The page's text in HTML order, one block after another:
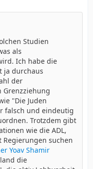
Studien
als
Ich habe die
ja durchaus
der
Grenzziehung
"Die Juden
falsch und eindeutig
Trotzdem gibt
wie die ADL,
suchen
Yoav Shamir
die